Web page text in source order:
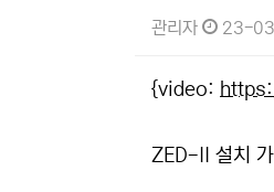
관리자 23-
본문
{video:
ZED-II 설치